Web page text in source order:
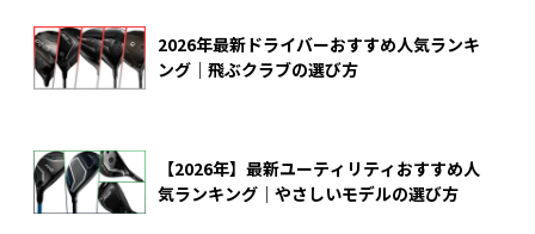
2026年最新ドライバーおすすめ人気ランキ
ング｜飛ぶクラブの選び方
【2026年】最新ユーティリティおすすめ人
気ランキング｜やさしいモデルの選び方